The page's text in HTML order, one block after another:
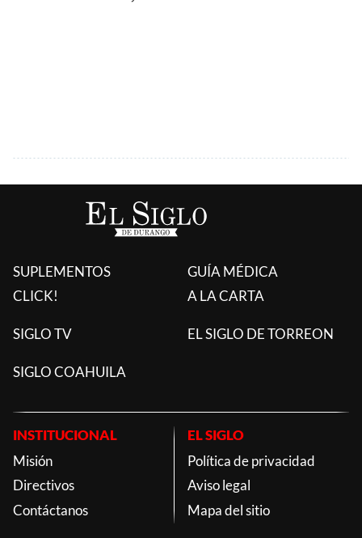
SUPLEMENTOS
CLICK!
GUÍA MÉDICA
A LA CARTA
SIGLO TV EL SIGLO DE TORREON
SIGLO COAHUILA
INSTITUCIONAL
Misión
Directivos
Contáctanos
EL SIGLO
Política de privacidad
Aviso legal
Mapa del sitio